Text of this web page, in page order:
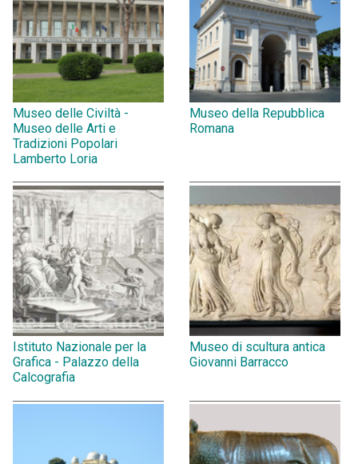
Museo delle Civiltà -
Museo delle Arti e
Tradizioni Popolari
Lamberto Loria
Museo della Repubblica
Romana
Istituto Nazionale per la
Grafica - Palazzo della
Calcografia
Museo di scultura antica
Giovanni Barracco